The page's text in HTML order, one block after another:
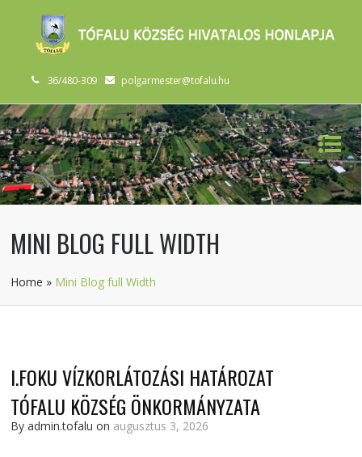
36/480-309 polgarmester@tofalu.hu
MINI BLOG FULL WIDTH
Home » Mini Blog full Width
I.FOKU VÍZKORLÁTOZÁSI HATÁROZAT
TÓFALU KÖZSÉG ÖNKORMÁNYZATA
By admin.tofalu on augusztus 3, 2026